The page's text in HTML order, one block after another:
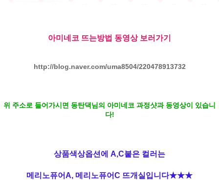
아미네코 뜨는방법 동영상 보러가기
http://blog.naver.com/uma8504/220478913732
위 주소로 들어가시면 동탄댁님의 아미네코 과정샷과 동영상이 있습니
다!
상품색상옵션에 A,C붙은 컬러는
메리노퓨어A, 메리노퓨어C 뜨개실입니다★★★